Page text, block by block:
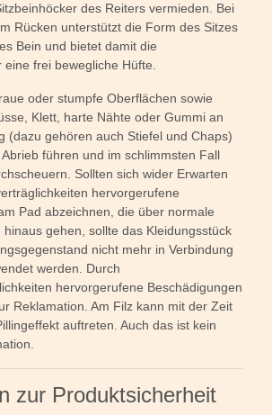
des Reiters vermieden. Bei
Rücken unterstützt die Form des Sitzes
Bein und bietet damit die
frei bewegliche Hüfte.
oder stumpfe Oberflächen sowie
Klett, harte Nähte oder Gummi an
(dazu gehören auch Stiefel und Chaps)
führen und im schlimmsten Fall
Sollten sich wider Erwarten
hervorgerufene
Pad abzeichnen, die über normale
gehen, sollte das Kleidungsstück
nicht mehr in Verbindung
werden. Durch
hervorgerufene Beschädigungen
Reklamation. Am Filz kann mit der Zeit
auftreten. Auch das ist kein
zur Produktsicherheit